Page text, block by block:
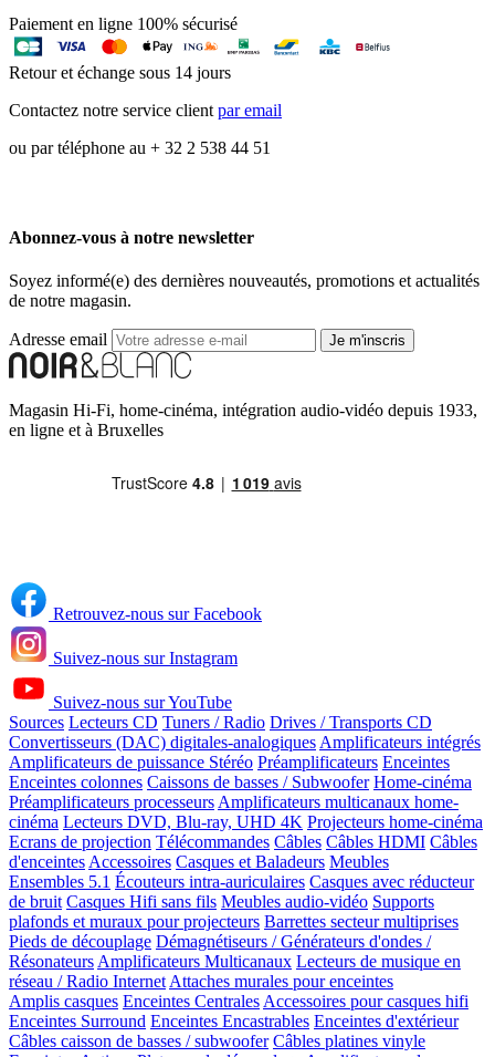
Paiement en ligne 100% sécurisé
Retour et échange sous 14 jours
Contactez notre service clientpar email
ou par téléphone au + 32 2 538 44 51
Abonnez-vous à notre newsletter
Soyez informé(e) des dernières nouveautés, promotions et actualités
de notre magasin.
Adresse email Je m'inscris
Magasin Hi-Fi, home-cinéma, intégration audio-vidéo depuis 1933,
en ligne et à Bruxelles
Retrouvez-nous sur Facebook
Suivez-nous sur Instagram
Suivez-nous sur YouTube
Sources Lecteurs CD Tuners / Radio Drives / Transports CD
Convertisseurs (DAC) digitales-analogiques Amplificateurs intégrés
Amplificateurs de puissance Stéréo Préamplificateurs Enceintes
Enceintes colonnes Caissons de basses / Subwoofer Home-cinéma
Préamplificateurs processeurs Amplificateurs multicanaux home-
cinéma Lecteurs DVD, Blu-ray, UHD 4K Projecteurs home-cinéma
Ecrans de projection Télécommandes Câbles Câbles HDMI Câbles
d'enceintes Accessoires Casques et Baladeurs Meubles
Ensembles 5.1 Écouteurs intra-auriculaires Casques avec réducteur
de bruit Casques Hifi sans fils Meubles audio-vidéo Supports
plafonds et muraux pour projecteurs Barrettes secteur multiprises
Pieds de découplage Démagnétiseurs / Générateurs d'ondes /
Résonateurs Amplificateurs Multicanaux Lecteurs de musique en
réseau / Radio Internet Attaches murales pour enceintes
Amplis casques Enceintes Centrales Accessoires pour casques hifi
Enceintes Surround Enceintes Encastrables Enceintes d'extérieur
Câbles caisson de basses / subwoofer Câbles platines vinyle